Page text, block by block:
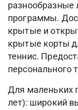
разнообразные
программы.
крытые и
крытые корты
теннис.
персонального
Для маленьких
лет): широкий